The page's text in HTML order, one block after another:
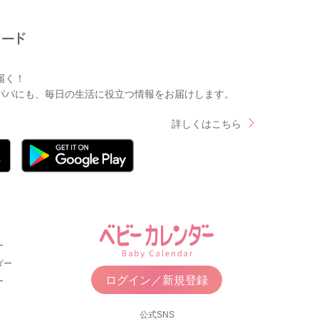
！
にも、毎日の生活に役立つ情報をお届けします。
詳しくはこちら
ー
ログイン／新規登録
公式SNS